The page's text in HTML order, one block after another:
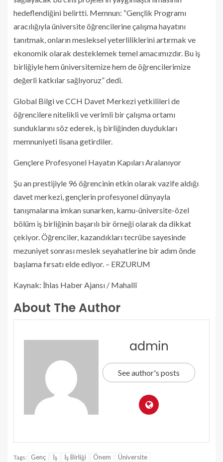
hedeflendiğini belirtti. Memnun: “Gençlik Programı
aracılığıyla üniversite öğrencilerine çalışma hayatını
tanıtmak, onların mesleksel yeterliliklerini artırmak ve
ekonomik olarak desteklemek temel amacımızdır. Bu iş
birliğiyle hem üniversitemize hem de öğrencilerimize
değerli katkılar sağlıyoruz” dedi.
Global Bilgi ve CCH Davet Merkezi yetkilileri de
öğrencilere nitelikli ve verimli bir çalışma ortamı
sunduklarını söz ederek, iş birliğinden duydukları
memnuniyeti lisana getirdiler.
Gençlere Profesyonel Hayatın Kapıları Aralanıyor
Şu an prestijiyle 96 öğrencinin etkin olarak vazife aldığı
davet merkezi, gençlerin profesyonel dünyayla
tanışmalarına imkan sunarken, kamu-üniversite-özel
bölüm iş birliğinin başarılı bir örneği olarak da dikkat
çekiyor. Öğrenciler, kazandıkları tecrübe sayesinde
mezuniyet sonrası meslek seyahatlerine bir adım önde
başlama fırsatı elde ediyor. – ERZURUM
Kaynak: İhlas Haber Ajansı / Mahallî
About The Author
admin
See author's posts
Tags: Genç İş İş Birliği Önem Üniversite